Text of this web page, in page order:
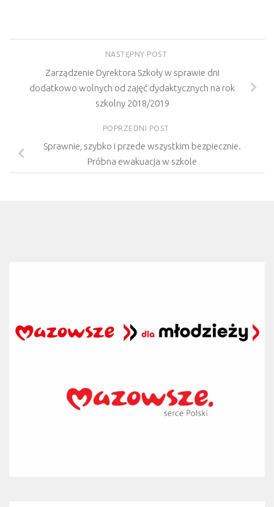
NASTĘPNY POST
Zarządzenie Dyrektora Szkoły w sprawie dni
dodatkowo wolnych od zajęć dydaktycznych na rok
szkolny 2018/2019
POPRZEDNI POST
Sprawnie, szybko i przede wszystkim bezpiecznie.
Próbna ewakuacja w szkole